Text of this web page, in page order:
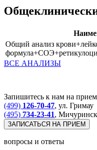
Общий анализ
ВСЕ АНАЛИЗЫ
Запишитесь к нам на
(499) 126-70-47, ул. Гримау
(495) 734-23-41,
ЗАПИСАТЬСЯ НА ПРИЕМ
вопросы и ответы